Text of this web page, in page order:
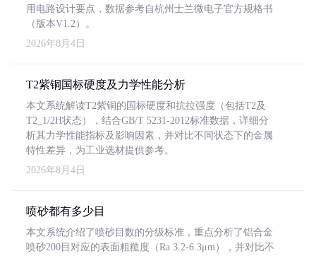
用电路设计要点，数据参考自杭州士兰微电子官方规格书
（版本V1.2）。
2026年8月4日
T2紫铜国标硬度及力学性能分析
本文系统解读T2紫铜的国标硬度和抗拉强度（包括T2及
T2_1/2H状态），结合GB/T 5231-2012标准数据，详细分
析其力学性能指标及影响因素，并对比不同状态下的金属
特性差异，为工业选材提供参考。
2026年8月4日
喷砂都有多少目
本文系统介绍了喷砂目数的分级标准，重点分析了铝合金
喷砂200目对应的表面粗糙度（Ra 3.2-6.3μm），并对比不